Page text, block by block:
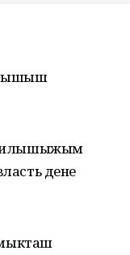
илышыжым
дене